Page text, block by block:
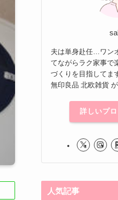
夫は単身赴任…ワン
てながらラク家事で
づくりを目指してま
無印良品 北欧雑貨 が
詳しいプ
人気記事